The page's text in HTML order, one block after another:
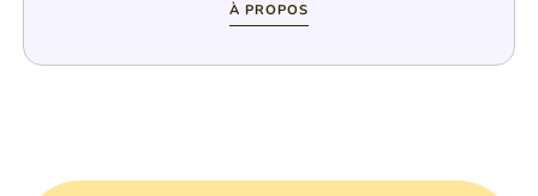
À PROPOS